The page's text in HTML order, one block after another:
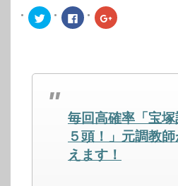
ク
リ
で
有
(新
Facebook
で
は
ク
し
て
く
だ
さ
い
ク
リ
で
し
い
ウ
ィ
ン
ド
ウ
毎回高確率「宝
５頭！」元調教
えます！